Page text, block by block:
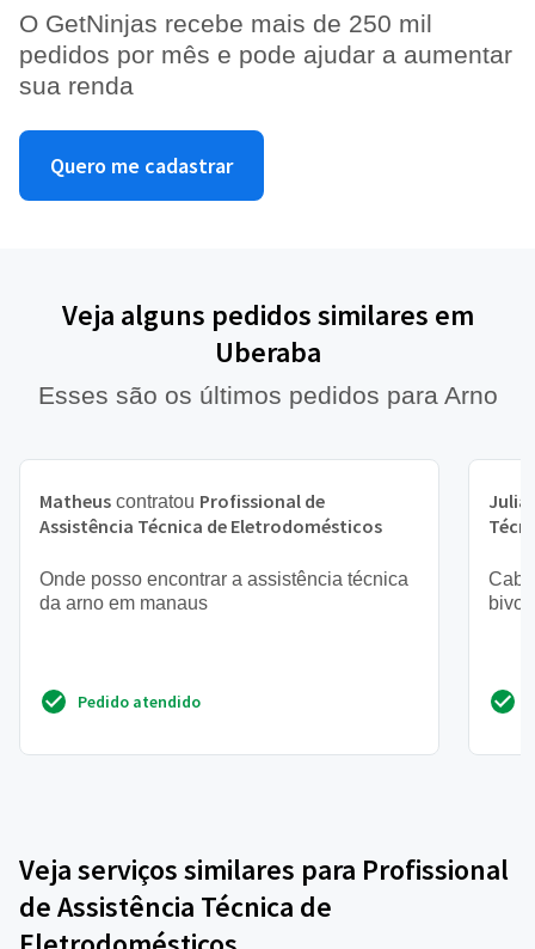
O GetNinjas recebe mais de 250 mil
pedidos por mês e pode ajudar a aumentar
sua renda
Quero me cadastrar
Veja alguns pedidos similares em
Uberaba
Esses são os últimos pedidos para Arno
Matheus contratou Profissional de
Assistência Técnica de Eletrodomésticos
Onde posso encontrar a assistência técnica
da arno em manaus
Pedido atendido
Julia
Veja serviços similares para Profissional
de Assistência Técnica de